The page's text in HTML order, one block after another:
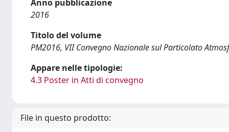
Anno pubblicazione
2016
Titolo del volume
PM2016, VII Convegno Nazionale sul Particolato
Appare nelle tipologie:
4.3 Poster in Atti di convegno
File in questo prodotto: